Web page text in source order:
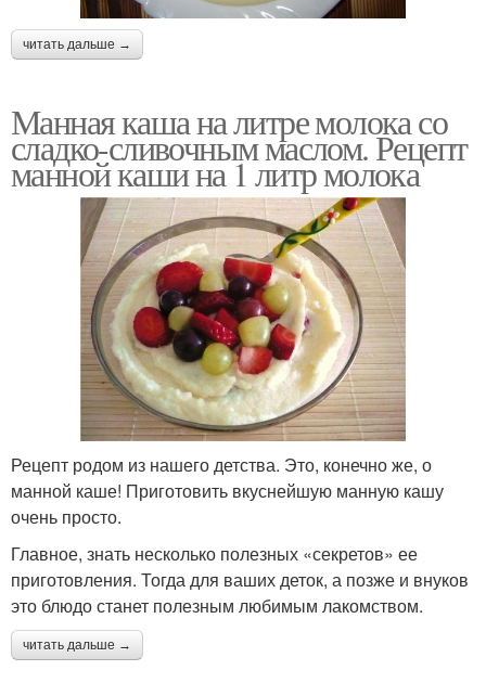
читать дальше →
Манная каша на литре молока со
сладко-сливочным маслом. Рецепт
манной каши на 1 литр молока
Рецепт родом из нашего детства. Это, конечно же, о
манной каше! Приготовить вкуснейшую манную кашу
очень просто.
Главное, знать несколько полезных «секретов» ее
приготовления. Тогда для ваших деток, а позже и внуков
это блюдо станет полезным любимым лакомством.
читать дальше →